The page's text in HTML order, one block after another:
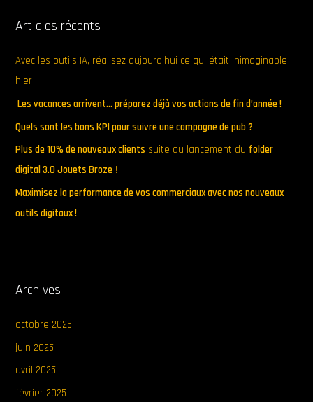
e
c
h
e
r
:
Articles récents
Avec les outils IA, réalisez aujourd’hui ce qui était inimaginable
hier !
Les vacances arrivent… préparez déjà vos actions de fin d’année !
Quels sont les bons KPI pour suivre une campagne de pub ?
Plus de 10% de nouveaux clients suite au lancement du folder
digital 3.0 Jouets Broze !
Maximisez la performance de vos commerciaux avec nos nouveaux
outils digitaux !
Archives
octobre 2025
juin 2025
avril 2025
février 2025